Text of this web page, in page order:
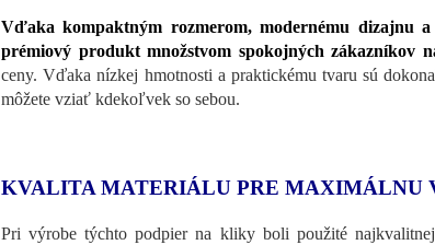
Vďaka kompaktným rozmerom, modernému dizajnu
prémiový produkt množstvom spokojných zákazníkov
ceny. Vďaka nízkej hmotnosti a praktickému tvaru sú
môžete vziať kdekoľvek so sebou.
KVALITA MATERIÁLU PRE MAXIMÁLNU
Pri výrobe týchto podpier na kliky boli použité